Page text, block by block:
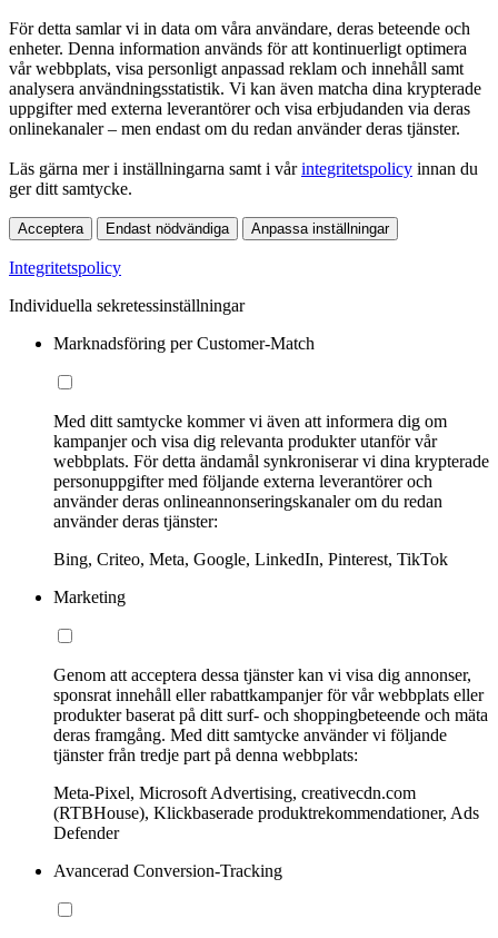
För detta samlar vi in data om våra användare, deras beteende och
enheter. Denna information används för att kontinuerligt optimera
vår webbplats, visa personligt anpassad reklam och innehåll samt
analysera användningsstatistik. Vi kan även matcha dina krypterade
uppgifter med externa leverantörer och visa erbjudanden via deras
onlinekanaler – men endast om du redan använder deras tjänster.
Läs gärna mer i inställningarna samt i vårintegritetspolicy innan du
ger ditt samtycke.
Acceptera Endast nödvändiga Anpassa inställningar
Integritetspolicy
Individuella sekretessinställningar
Marknadsföring per Customer-Match
Med ditt samtycke kommer vi även att informera dig om
kampanjer och visa dig relevanta produkter utanför vår
webbplats. För detta ändamål synkroniserar vi dina krypterade
personuppgifter med följande externa leverantörer och
använder deras onlineannonseringskanaler om du redan
använder deras tjänster:
Bing, Criteo, Meta, Google, LinkedIn, Pinterest, TikTok
Marketing
Genom att acceptera dessa tjänster kan vi visa dig annonser,
sponsrat innehåll eller rabattkampanjer för vår webbplats eller
produkter baserat på ditt surf- och shoppingbeteende och mäta
deras framgång. Med ditt samtycke använder vi följande
tjänster från tredje part på denna webbplats:
Meta-Pixel, Microsoft Advertising, creativecdn.com
(RTBHouse), Klickbaserade produktrekommendationer, Ads
Defender
Avancerad Conversion-Tracking